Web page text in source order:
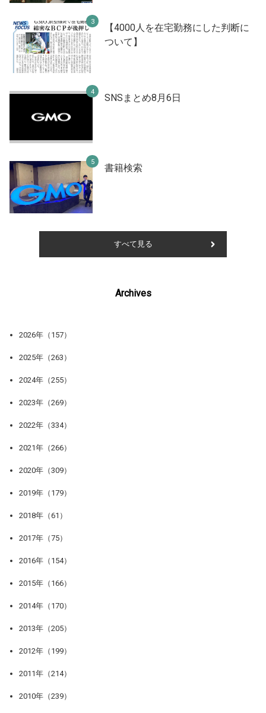
【4000人を在宅勤務にした判断に
ついて】
SNSまとめ8月6日
書籍検索
すべて見る
Archives
2026年（157）
2025年（263）
2024年（255）
2023年（269）
2022年（334）
2021年（266）
2020年（309）
2019年（179）
2018年（61）
2017年（75）
2016年（154）
2015年（166）
2014年（170）
2013年（205）
2012年（199）
2011年（214）
2010年（239）